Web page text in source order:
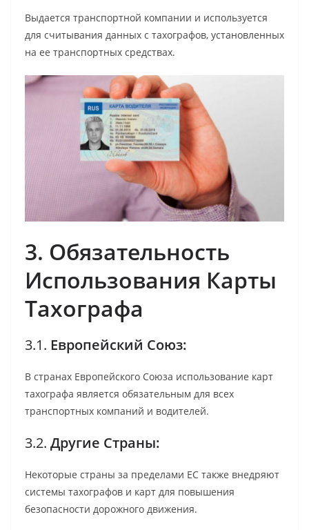
Выдается транспортной компании и используется
для считывания данных с тахографов, установленных
на ее транспортных средствах.
3. Обязательность
Использования Карты
Тахографа
3.1. Европейский Союз:
В странах Европейского Союза использование карт
тахографа является обязательным для всех
транспортных компаний и водителей.
3.2. Другие Страны:
Некоторые страны за пределами ЕС также внедряют
системы тахографов и карт для повышения
безопасности дорожного движения.